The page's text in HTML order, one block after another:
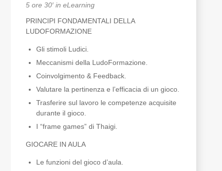
5 ore 30′ in eLearning
PRINCIPI FONDAMENTALI DELLA
LUDOFORMAZIONE
Gli stimoli Ludici.
Meccanismi della LudoFormazione.
Coinvolgimento & Feedback.
Valutare la pertinenza e l’efficacia di un gioco.
Trasferire sul lavoro le competenze acquisite
durante il gioco.
I “frame games” di Thaigi.
GIOCARE IN AULA
Le funzioni del gioco d’aula.